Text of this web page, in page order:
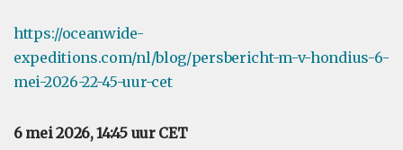
https://oceanwide-
expeditions.com/nl/blog/persbericht-m-v-hondius-6-
mei-2026-22-45-uur-cet
6 mei 2026, 14:45 uur CET